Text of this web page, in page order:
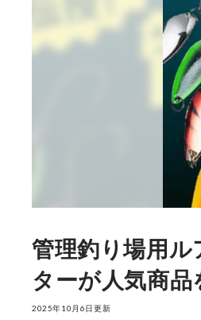
管理釣り場用
ターが人気商品
2025年10月6日更新